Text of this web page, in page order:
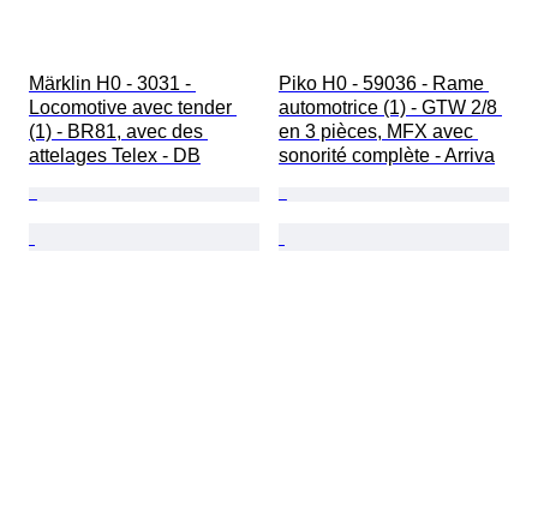
Märklin H0 - 3031 -
Locomotive avec tender
(1) - BR81, avec des
attelages Telex - DB
Piko H0 - 59036 - Rame
automotrice (1) - GTW 2/8
en 3 pièces, MFX avec
sonorité complète - Arriva